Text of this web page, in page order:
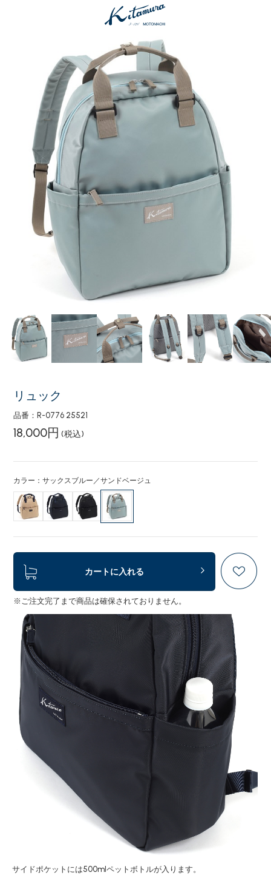
リュック
品番：R-0776 25521
18,000円 (税込)
カラー：サックスブルー／サンドベージュ
カートに入れる
※ご注文完了まで商品は確保されておりません。
サイドポケットには500mlペットボトルが入ります。